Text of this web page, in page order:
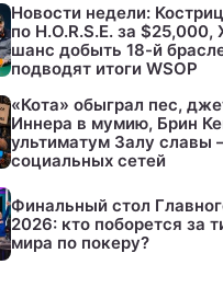
Новости недели:
по H.O.R.S.E. за
шанс добыть 18-й
подводят итоги WSOP
«Кота» обыграл пес,
Иннера в мумию, Брин
ультиматум Залу славы
социальных сетей
Финальный стол
2026: кто поборется за
мира по покеру?